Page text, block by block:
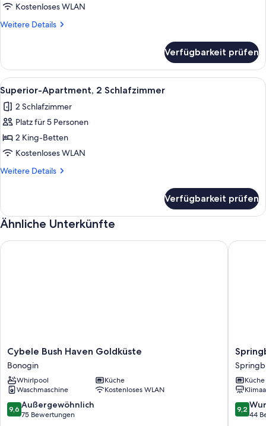
Kostenloses WLAN
Weitere Details
Weitere
Verfügbarkeit prüfen
Alle
Fotos
für
Superior-
Apartment,
2 Schlafzimmer
anzeigen
Ein modernes Wohnzimmer mit
5
Superior-Apartment, 2 Schlafzimmer
2 Schlafzimmer
Platz für 5 Personen
2 King-Betten
Kostenloses WLAN
Weitere Details
Weitere
Apartment,
2 Schlafzimmer
Verfügbarkeit prüfen
Ähnliche Unterkünfte
Cybele
Bush
Haven
Goldküste
Bonogin
Cybele Bush Haven Goldküste
Bonogin
Whirlpool
Küche
Waschmaschine
Kostenloses WLAN
9.6
von
9,6 Außergewöhnlich
75 Bewertungen
Cybele Bush Haven Goldküste
Canyon
Cabin
Küche
9.2
von
9,2
44